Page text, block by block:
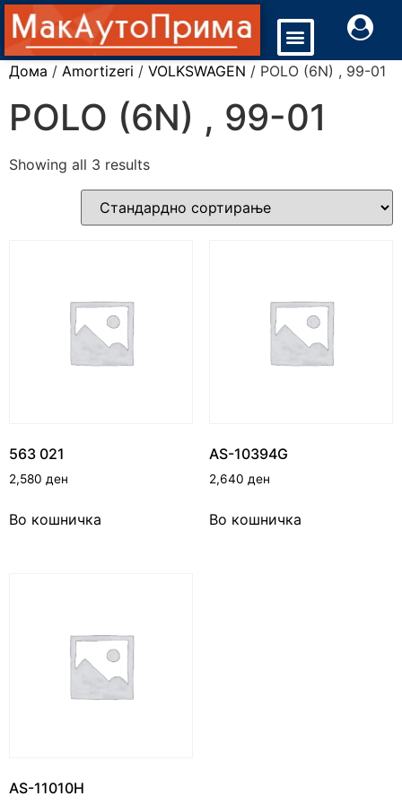
Дома / Amortizeri / VOLKSWAGEN / POLO (6N) , 99-01
POLO (6N) , 99-01
Showing all 3 results
563 021
2,580 ден
Во кошничка
AS-10394G
2,640 ден
Во кошничка
AS-11010H